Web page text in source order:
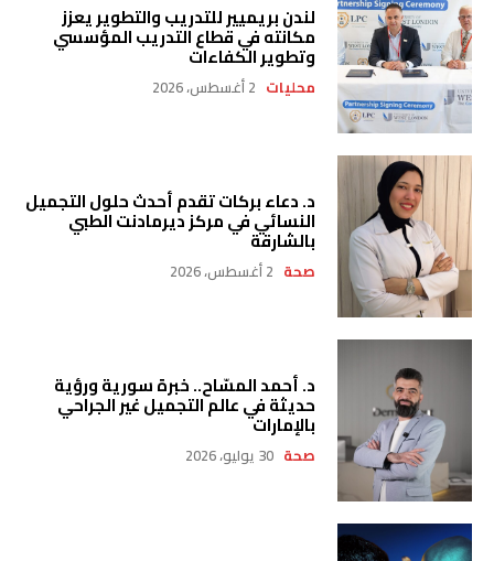
لندن بريميير للتدريب والتطوير يعزز
مكانته في قطاع التدريب المؤسسي
وتطوير الكفاءات
محليات 2 أغسطس، 2026
د. دعاء بركات تقدم أحدث حلول التجميل
النسائي في مركز ديرمادنت الطبي
بالشارقة
صحة 2 أغسطس، 2026
د. أحمد المسّاح.. خبرة سورية ورؤية
حديثة في عالم التجميل غير الجراحي
بالإمارات
صحة 30 يوليو، 2026